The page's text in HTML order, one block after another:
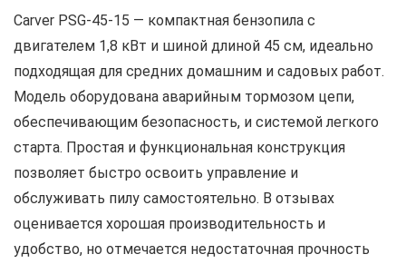
Carver PSG-45-15 — компактная бензопила с
двигателем 1,8 кВт и шиной длиной 45 см, идеально
подходящая для средних домашним и садовых работ.
Модель оборудована аварийным тормозом цепи,
обеспечивающим безопасность, и системой легкого
старта. Простая и функциональная конструкция
позволяет быстро освоить управление и
обслуживать пилу самостоятельно. В отзывах
оценивается хорошая производительность и
удобство, но отмечается недостаточная прочность